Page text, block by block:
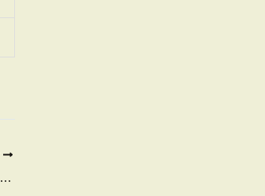
Toko Daging Sapi terdekat Di Munjul-Solear-Tangerang